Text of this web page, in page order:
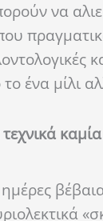
να
ένα μίλι
ημέρες